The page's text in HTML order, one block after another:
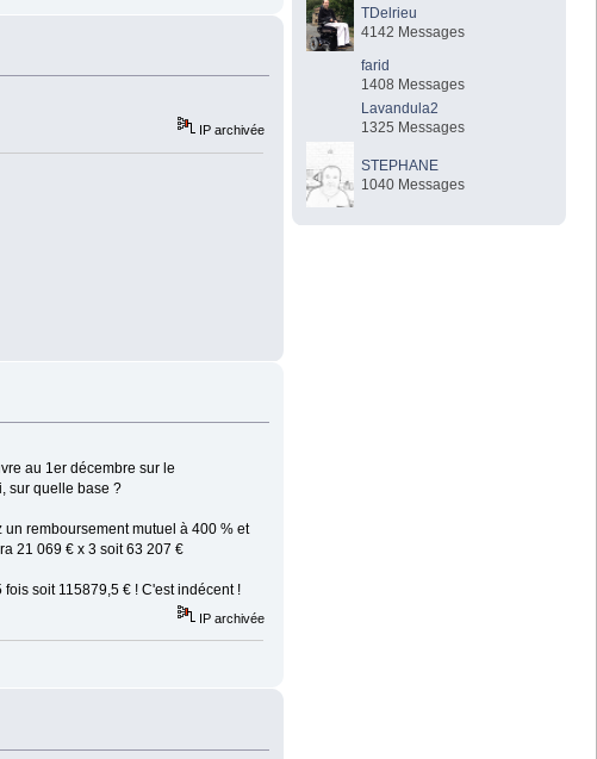
IP archivée
au 1er décembre sur le
sur quelle base ?
remboursement mutuel à 400 % et
21 069 € x 3 soit 63 207 €
soit 115879,5 € ! C'est indécent !
IP archivée
TDelrieu
4142 Messages
farid
1408 Messages
Lavandula2
1325 Messages
STEPHANE
1040 Messages